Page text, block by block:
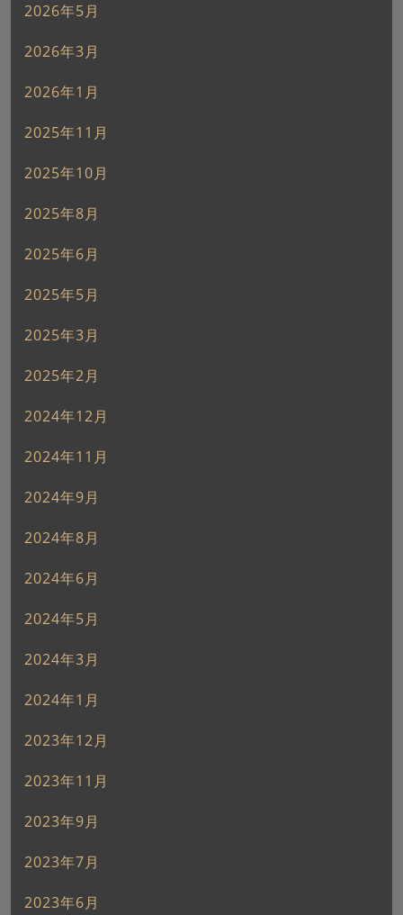
2026年5月
2026年3月
2026年1月
2025年11月
2025年10月
2025年8月
2025年6月
2025年5月
2025年3月
2025年2月
2024年12月
2024年11月
2024年9月
2024年8月
2024年6月
2024年5月
2024年3月
2024年1月
2023年12月
2023年11月
2023年9月
2023年7月
2023年6月